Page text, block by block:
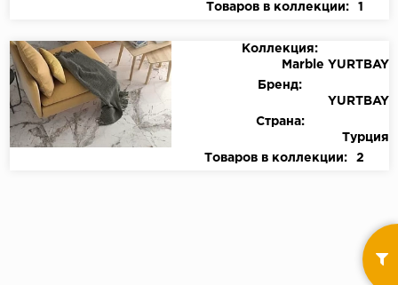
Товаров в коллекции:
1
Коллекция:
Marble YURTBAY
Бренд:
YURTBAY
Страна:
Турция
Товаров в коллекции:
2